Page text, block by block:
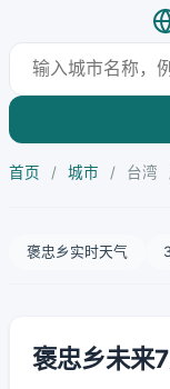
首页 / 城市 / 台湾
褒忠乡实时天气
褒忠乡未来